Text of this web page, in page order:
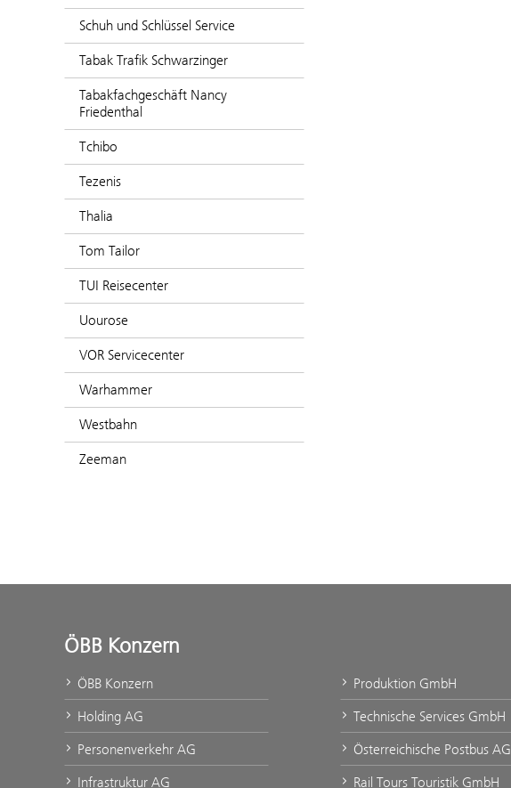
Schuh und Schlüssel Service
Tabak Trafik Schwarzinger
Tabakfachgeschäft Nancy
Friedenthal
Tchibo
Tezenis
Thalia
Tom Tailor
TUI Reisecenter
Uourose
VOR Servicecenter
Warhammer
Westbahn
Zeeman
ÖBB Konzern
ÖBB Konzern
Holding AG
Personenverkehr AG
Infrastruktur AG
Produktion GmbH
Technische Services GmbH
Österreichische Postbus AG
Rail Tours Touristik GmbH